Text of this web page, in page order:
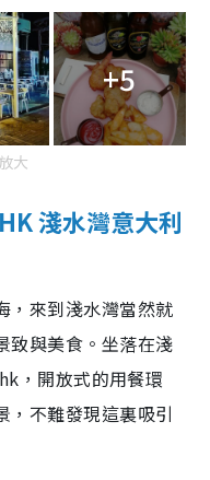
+5
大
淺水灣意大利
，來到淺水灣當然就
致與美食。坐落在淺
，開放式的用餐環
，不難發現這裏吸引